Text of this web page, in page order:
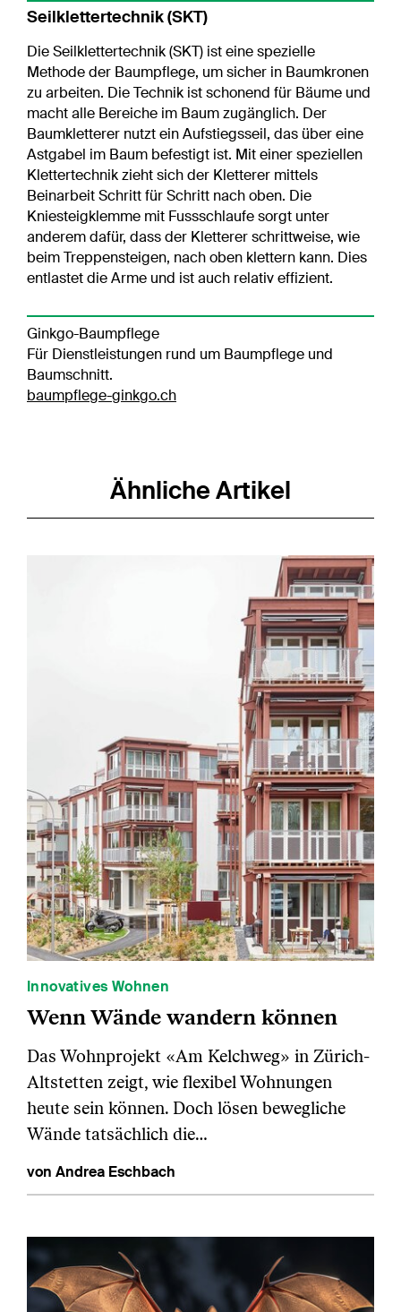
Seilklettertechnik (SKT)
Die Seilklettertechnik (SKT) ist eine spezielle
Methode der Baumpflege, um sicher in Baumkronen
zu arbeiten. Die Technik ist schonend für Bäume und
macht alle Bereiche im Baum zugänglich. Der
Baumkletterer nutzt ein Aufstiegsseil, das über eine
Astgabel im Baum befestigt ist. Mit einer speziellen
Klettertechnik zieht sich der Kletterer mittels
Beinarbeit Schritt für Schritt nach oben. Die
Kniesteigklemme mit Fussschlaufe sorgt unter
anderem dafür, dass der Kletterer schrittweise, wie
beim Treppensteigen, nach oben klettern kann. Dies
entlastet die Arme und ist auch relativ effizient.
Ginkgo-Baumpflege
Für Dienstleistungen rund um Baumpflege und
Baumschnitt.
baumpflege-ginkgo.ch
Ähnliche Artikel
Innovatives Wohnen
Wenn Wände wandern können
Das Wohnprojekt «Am Kelchweg» in Zürich-
Altstetten zeigt, wie flexibel Wohnungen
heute sein können. Doch lösen bewegliche
Wände tatsächlich die…
von Andrea Eschbach